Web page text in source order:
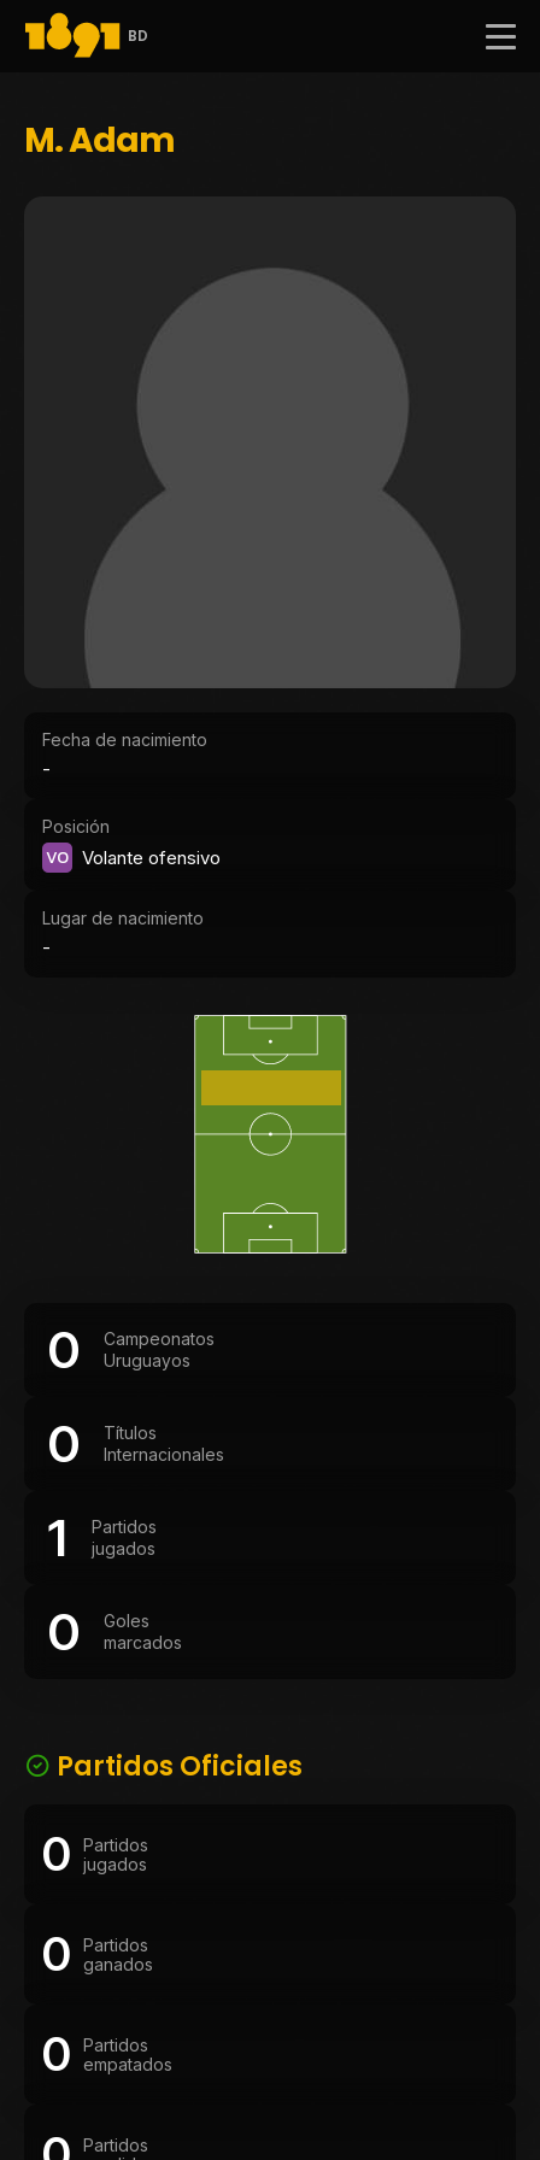
BD
M. Adam
Fecha de nacimiento
-
Posición
VO Volante ofensivo
Lugar de nacimiento
-
0
Campeonatos
Uruguayos
0
Títulos
Internacionales
1
Partidos
jugados
0
Goles
marcados
Partidos Oficiales
0
Partidos
jugados
0
Partidos
ganados
0
Partidos
empatados
Partidos